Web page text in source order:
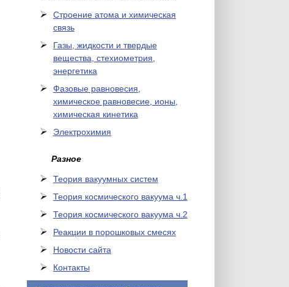
Cтроение атома и химическая
связь
Газы, жидкости и твердые
вещества, стехиометрия,
энергетика
Фазовые равновесия,
химическое равновесие, ионы,
химическая кинетика
Электрохимия
Разное
Теория вакуумных систем
Теория космического вакуума ч.1
Теория космического вакуума ч.2
Реакции в порошковых смесях
Новости сайта
Контакты